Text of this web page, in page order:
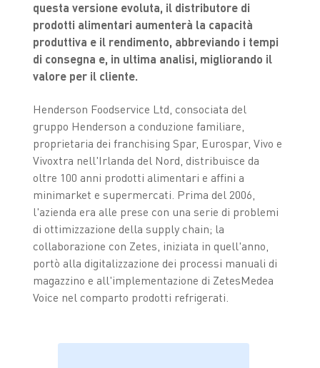
questa versione evoluta, il distributore di
prodotti alimentari aumenterà la capacità
produttiva e il rendimento, abbreviando i tempi
di consegna e, in ultima analisi, migliorando il
valore per il cliente.
Henderson Foodservice Ltd, consociata del
gruppo Henderson a conduzione familiare,
proprietaria dei franchising Spar, Eurospar, Vivo e
Vivoxtra nell'Irlanda del Nord, distribuisce da
oltre 100 anni prodotti alimentari e affini a
minimarket e supermercati. Prima del 2006,
l'azienda era alle prese con una serie di problemi
di ottimizzazione della supply chain; la
collaborazione con Zetes, iniziata in quell'anno,
portò alla digitalizzazione dei processi manuali di
magazzino e all'implementazione di ZetesMedea
Voice nel comparto prodotti refrigerati.